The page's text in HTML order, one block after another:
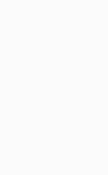
для
керованість,